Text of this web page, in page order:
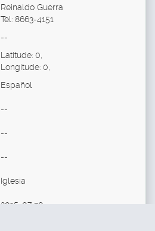
Reinaldo Guerra
Tel: 8663-4151
--
Latitude: 0,
Longitude: 0,
Español
--
--
--
Iglesia
2015-07-30